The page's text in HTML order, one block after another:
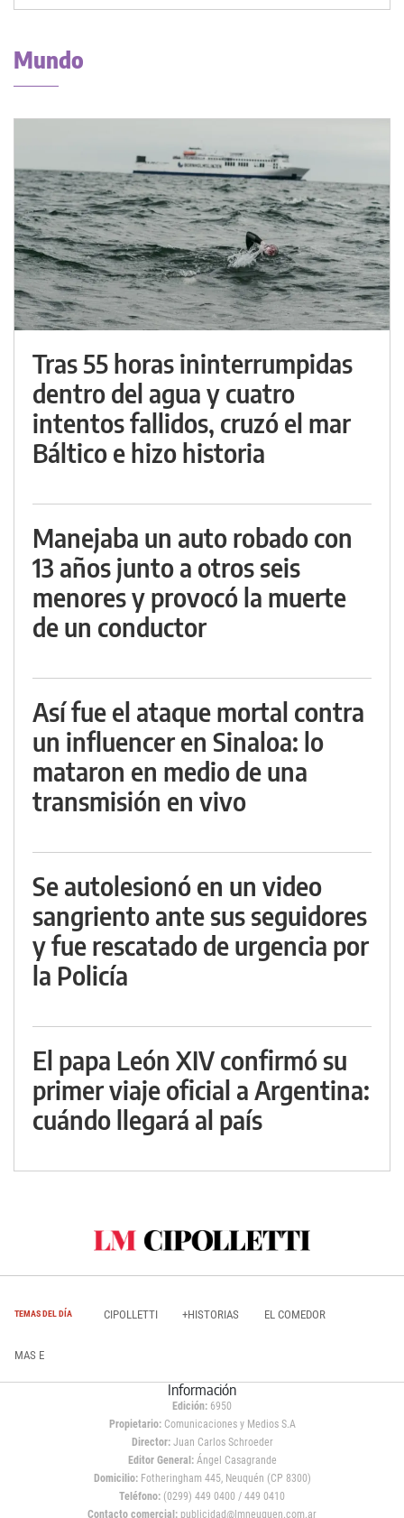
Mundo
Tras 55 horas ininterrumpidas
dentro del agua y cuatro
intentos fallidos, cruzó el mar
Báltico e hizo historia
Manejaba un auto robado con
13 años junto a otros seis
menores y provocó la muerte
de un conductor
Así fue el ataque mortal contra
un influencer en Sinaloa: lo
mataron en medio de una
transmisión en vivo
Se autolesionó en un video
sangriento ante sus seguidores
y fue rescatado de urgencia por
la Policía
El papa León XIV confirmó su
primer viaje oficial a Argentina:
cuándo llegará al país
TEMAS DEL DÍA CIPOLLETTI +HISTORIAS EL COMEDOR
MAS E
Información
Edición: 6950
Propietario:Comunicaciones y Medios S.A
Director: Juan Carlos Schroeder
Editor General:Ángel Casagrande
Domicilio:Fotheringham 445, Neuquén (CP 8300)
Teléfono: (0299) 449 0400 / 449 0410
Contacto comercial: publicidad@lmneuquen.com.ar